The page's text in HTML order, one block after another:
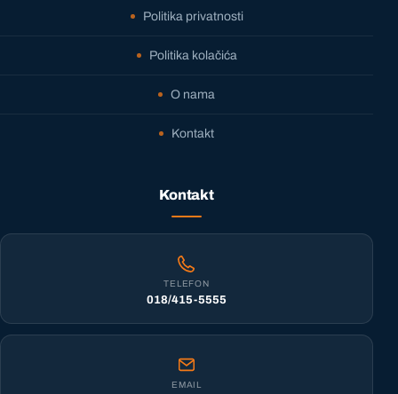
Politika privatnosti
Politika kolačića
O nama
Kontakt
Kontakt
TELEFON
018/415-5555
EMAIL